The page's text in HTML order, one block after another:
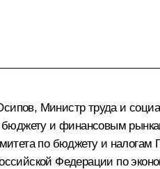
, Министр труда и
бюджету и финансовым
по бюджету и налогам
Федерации по